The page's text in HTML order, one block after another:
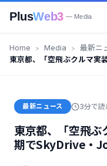
PlusWeb3 — Media
Home Media
最新ニ
東京都、「空飛ぶクルマ実
最新ニュース 3分で読
東京都、「空飛ぶ
期でSkyDrive・